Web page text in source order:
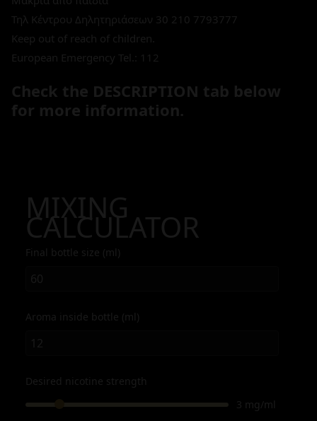
Τηλ Κέντρου Δηλητηριάσεων 30 210 7793777
Keep out of reach of children.
European Emergency Tel.: 112
Check the DESCRIPTION tab below
for more information.
MIXING
CALCULATOR
Final bottle size (ml)
Aroma inside bottle (ml)
Desired nicotine strength
3 mg/ml